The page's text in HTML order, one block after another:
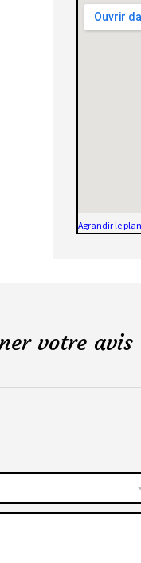
Agrandir le plan
votre